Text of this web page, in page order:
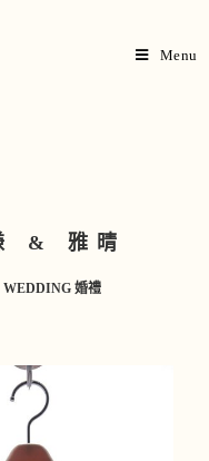
Menu
& 雅晴
WEDDING 婚禮